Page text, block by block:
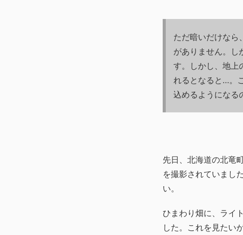
ただ暗いだけなら
がありません。し
す。しかし、地上
れるとなると…。
込めるようになる
先日、北海道の北竜
を撮影されていまし
い。
ひまわり畑に、ライ
した。これを見たい